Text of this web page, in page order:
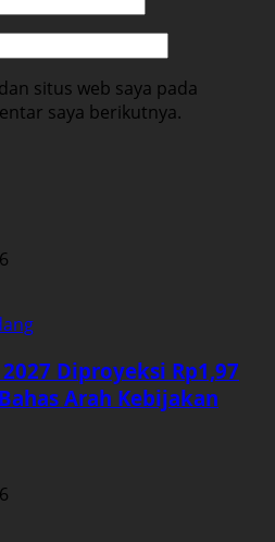
situs web saya pada
saya berikutnya.
Diproyeksi Rp1,97
Arah Kebijakan